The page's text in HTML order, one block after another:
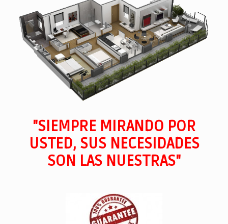
"SIEMPRE MIRANDO POR
USTED, SUS NECESIDADES
SON LAS NUESTRAS"